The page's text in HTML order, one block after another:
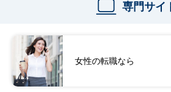
専門サイ
女性の転職なら